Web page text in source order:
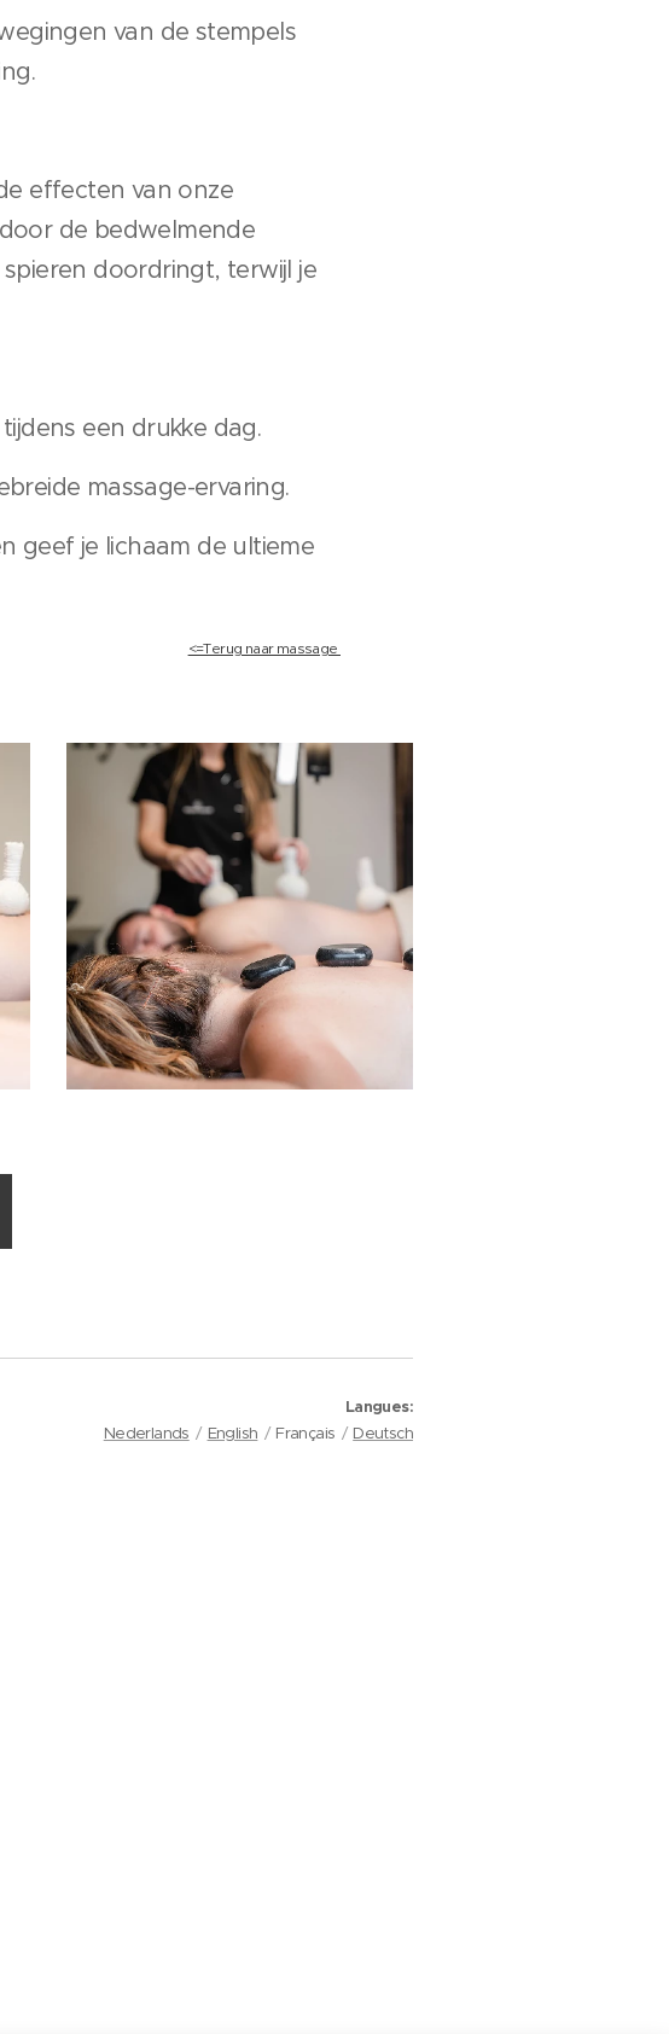
van de stempels
effecten van onze
de bedwelmende
doordringt, terwijl je
een drukke dag.
massage-ervaring.
geef je lichaam de ultieme
<=Terug naar massage
Langues
Nederlands
English Français Deutsch